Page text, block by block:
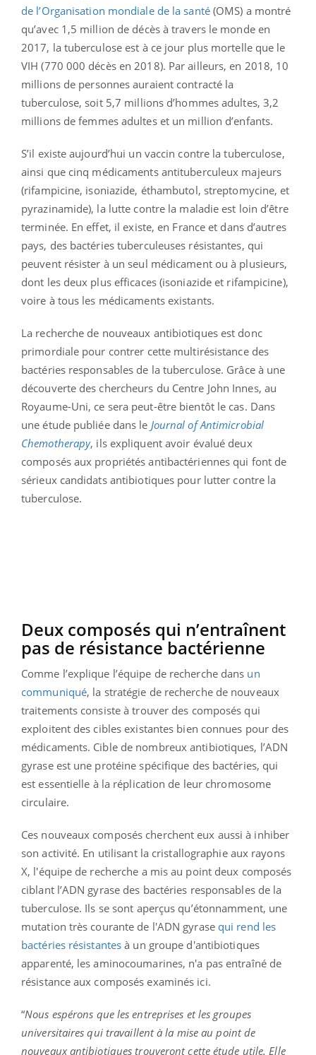
de l’Organisation mondiale de la santé(OMS) a montré
qu’avec 1,5 million de décès à travers le monde en
2017, la tuberculose est à ce jour plus mortelle que le
VIH (770 000 décès en 2018). Par ailleurs, en 2018, 10
millions de personnes auraient contracté la
tuberculose, soit 5,7 millions d’hommes adultes, 3,2
millions de femmes adultes et un million d’enfants.
S’il existe aujourd’hui un vaccin contre la tuberculose,
ainsi que cinq médicaments antituberculeux majeurs
(rifampicine, isoniazide, éthambutol, streptomycine, et
pyrazinamide), la lutte contre la maladie est loin d’être
terminée. En effet, il existe, en France et dans d’autres
pays, des bactéries tuberculeuses résistantes, qui
peuvent résister à un seul médicament ou à plusieurs,
dont les deux plus efficaces (isoniazide et rifampicine),
voire à tous les médicaments existants.
La recherche de nouveaux antibiotiques est donc
primordiale pour contrer cette multirésistance des
bactéries responsables de la tuberculose. Grâce à une
découverte des chercheurs du Centre John Innes, au
Royaume-Uni, ce sera peut-être bientôt le cas. Dans
une étude publiée dans le Journal of Antimicrobial
Chemotherapy, ils expliquent avoir évalué deux
composés aux propriétés antibactériennes qui font de
sérieux candidats antibiotiques pour lutter contre la
tuberculose.
Deux composés qui n’entraînent
pas de résistance bactérienne
Comme l’explique l’équipe de recherche dans un
communiqué, la stratégie de recherche de nouveaux
traitements consiste à trouver des composés qui
exploitent des cibles existantes bien connues pour des
médicaments. Cible de nombreux antibiotiques, l’ADN
gyrase est une protéine spécifique des bactéries, qui
est essentielle à la réplication de leur chromosome
circulaire.
Ces nouveaux composés cherchent eux aussi à inhiber
son activité. En utilisant la cristallographie aux rayons
X, l'équipe de recherche a mis au point deux composés
ciblant l’ADN gyrase des bactéries responsables de la
tuberculose. Ils se sont aperçus qu’étonnamment, une
mutation très courante de l'ADN gyrase qui rend les
bactéries résistantes à un groupe d'antibiotiques
apparenté, les aminocoumarines, n'a pas entraîné de
résistance aux composés examinés ici.
“Nous espérons que les entreprises et les groupes
universitaires qui travaillent à la mise au point de
nouveaux antibiotiques trouveront cette étude utile. Elle